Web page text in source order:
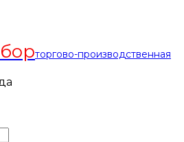
торгово-производственная